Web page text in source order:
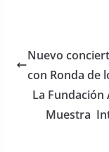
e
b
o
o
er
Nuevo
con Ronda de
La Fundación
Muestra